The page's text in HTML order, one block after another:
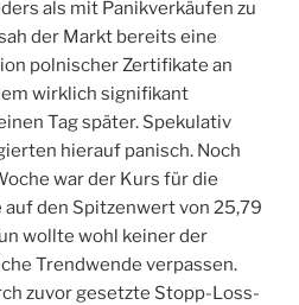
als mit Panikverkäufen zu
der Markt bereits eine
polnischer Zertifikate an
wirklich signifikant
Tag später. Spekulativ
hierauf panisch. Noch
war der Kurs für die
den Spitzenwert von 25,79
wollte wohl keiner der
Trendwende verpassen.
zuvor gesetzte Stopp-Loss-